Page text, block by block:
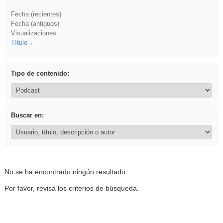
Fecha (recientes)
Fecha (antiguos)
Visualizaciones
Título
Tipo de contenido:
Buscar en:
No se ha encontrado ningún resultado.
Por favor, revisa los criterios de búsqueda.